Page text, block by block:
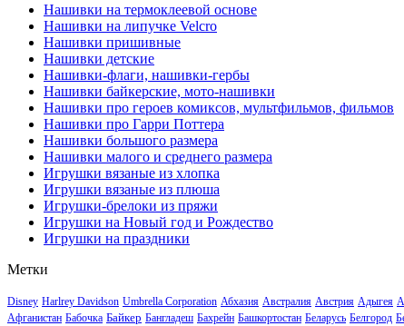
Нашивки на термоклеевой основе
Нашивки на липучке Velcro
Нашивки пришивные
Нашивки детские
Нашивки-флаги, нашивки-гербы
Нашивки байкерские, мото-нашивки
Нашивки про героев комиксов, мультфильмов, фильмов
Нашивки про Гарри Поттера
Нашивки большого размера
Нашивки малого и среднего размера
Игрушки вязаные из хлопка
Игрушки вязаные из плюша
Игрушки-брелоки из пряжи
Игрушки на Новый год и Рождество
Игрушки на праздники
Метки
Disney Harlrey Davidson Umbrella Corporation Абхазия Австралия Австрия Адыгея
Афганистан Бабочка Байкер Бангладеш Бахрейн Башкортостан Беларусь Белгород